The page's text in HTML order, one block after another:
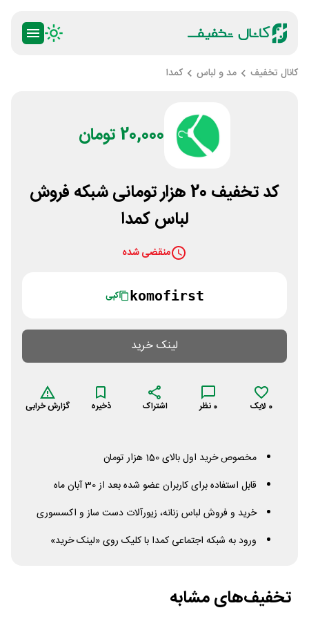
کانال تخفیف مد و لباس کمدا‌
20,000 تومان
کد تخفیف 20 هزار تومانی شبکه فروش
لباس کمدا
منقضی شده
komofirst کپی
لینک خرید
0 لایک 0 نظر اشتراک ذخیره گزارش خرابی
مخصوص خرید اول بالای 150 هزار تومان
قابل استفاده برای کاربران عضو شده بعد از 30 آبان ماه
خرید و فروش لباس زنانه، زیورآلات دست ساز و اکسسوری
ورود به شبکه اجتماعی کمدا با کلیک روی «لینک خرید»
تخفیف‌های مشابه